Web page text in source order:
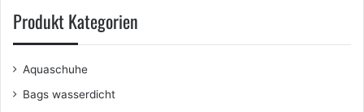
Produkt Kategorien
Aquaschuhe
Bags wasserdicht